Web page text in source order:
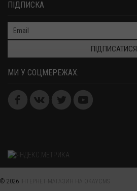
ПІДПИСКА
ПІДПИСАТИСЯ
МИ У СОЦМЕРЕЖАХ:
© 2026 ІНТЕРНЕТ-МАГАЗИН НА OKAYCMS